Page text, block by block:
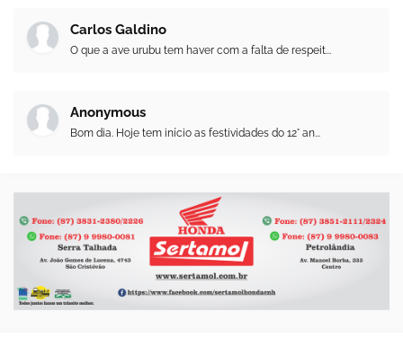
Carlos Galdino
O que a ave urubu tem haver com a falta de respeit...
Anonymous
Bom dia. Hoje tem início as festividades do 12° an...